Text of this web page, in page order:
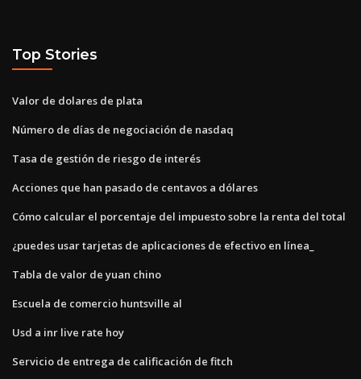
Top Stories
Valor de dolares de plata
Número de días de negociación de nasdaq
Tasa de gestión de riesgo de interés
Acciones que han pasado de centavos a dólares
Cómo calcular el porcentaje del impuesto sobre la renta del total
¿puedes usar tarjetas de aplicaciones de efectivo en línea_
Tabla de valor de yuan chino
Escuela de comercio huntsville al
Usd a inr live rate hoy
Servicio de entrega de calificación de fitch